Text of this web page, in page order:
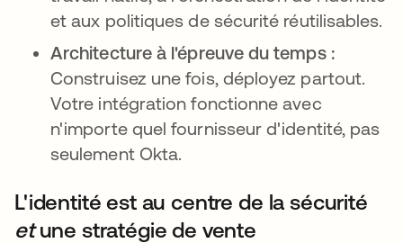
et aux politiques de sécurité réutilisables.
Architecture à l'épreuve du temps :
Construisez une fois, déployez partout.
Votre intégration fonctionne avec
n'importe quel fournisseur d'identité, pas
seulement Okta.
L'identité est au centre de la sécurité
etune stratégie de vente